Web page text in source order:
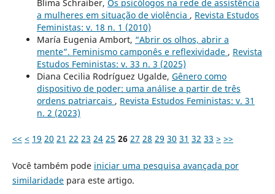
Blima Schraiber, Os psicólogos na rede de assistência
a mulheres em situação de violência , Revista Estudos
Feministas: v. 18 n. 1 (2010)
María Eugenia Ambort, “Abrir os olhos, abrir a
mente”. Feminismo camponês e reflexividade , Revista
Estudos Feministas: v. 33 n. 3 (2025)
Diana Cecilia Rodríguez Ugalde, Gênero como
dispositivo de poder: uma análise a partir de três
ordens patriarcais , Revista Estudos Feministas: v. 31
n. 2 (2023)
<< < 19 20 21 22 23 24 25 26 27 28 29 30 31 32 33 > >>
Você também pode iniciar uma pesquisa avançada por
similaridadepara este artigo.